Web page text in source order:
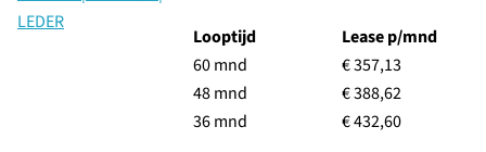
Looptijd
60 mnd
48 mnd
36 mnd
Lease p/mnd
€ 357,13
€ 388,62
€ 432,60